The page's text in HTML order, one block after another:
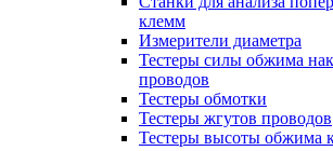
клемм
Измерители диаметра
Тестеры силы обжима
проводов
Тестеры обмотки
Тестеры жгутов проводов
Тестеры высоты обжима